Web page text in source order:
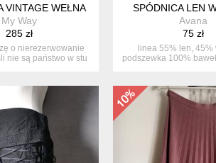
VINTAGE WEŁNA
My Way
285 zł
o nierezerwowanie
nie są państwo w stu
SPÓDNICA LEN
Avana
75 zł
linea 55% len, 45%
podszewka 100%